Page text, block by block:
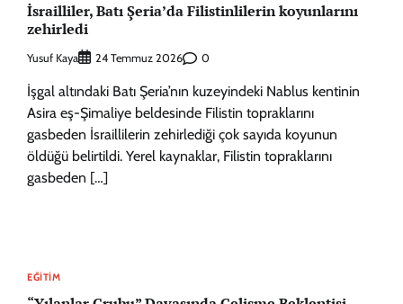
İsrailliler, Batı Şeria’da Filistinlilerin koyunlarını
zehirledi
Yusuf Kaya 24 Temmuz 2026 0
İşgal altındaki Batı Şeria’nın kuzeyindeki Nablus kentinin
Asira eş-Şimaliye beldesinde Filistin topraklarını
gasbeden İsraillilerin zehirlediği çok sayıda koyunun
öldüğü belirtildi. Yerel kaynaklar, Filistin topraklarını
gasbeden […]
EĞITIM